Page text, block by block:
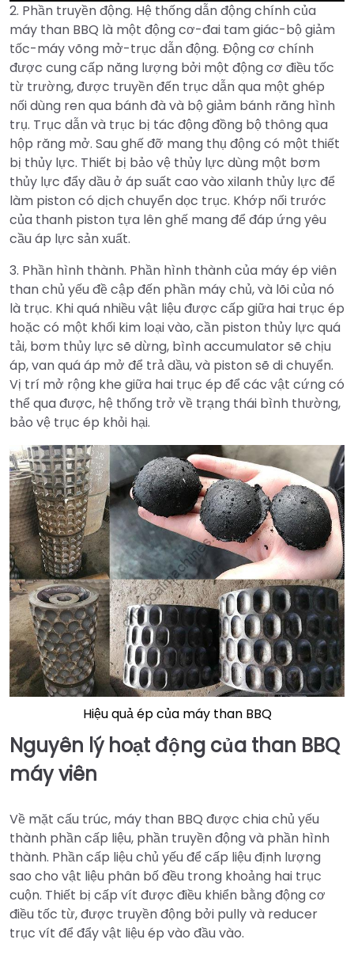
►
2. Phần truyền động. Hệ thống dẫn động chính của
máy than BBQ là một động cơ-đai tam giác-bộ giảm
tốc-máy võng mở-trục dẫn động. Động cơ chính
được cung cấp năng lượng bởi một động cơ điều tốc
từ trường, được truyền đến trục dẫn qua một ghép
nối dùng ren qua bánh đà và bộ giảm bánh răng hình
trụ. Trục dẫn và trục bị tác động đồng bộ thông qua
hộp răng mở. Sau ghế đỡ mang thụ động có một thiết
bị thủy lực. Thiết bị bảo vệ thủy lực dùng một bơm
thủy lực đẩy dầu ở áp suất cao vào xilanh thủy lực để
làm piston có dịch chuyển dọc trục. Khớp nối trước
của thanh piston tựa lên ghế mang để đáp ứng yêu
cầu áp lực sản xuất.
3. Phần hình thành. Phần hình thành của máy ép viên
than chủ yếu đề cập đến phần máy chủ, và lõi của nó
là trục. Khi quá nhiều vật liệu được cấp giữa hai trục ép
hoặc có một khối kim loại vào, cần piston thủy lực quá
tải, bơm thủy lực sẽ dừng, bình accumulator sẽ chịu
áp, van quá áp mở để trả dầu, và piston sẽ di chuyển.
Vị trí mở rộng khe giữa hai trục ép để các vật cứng có
thể qua được, hệ thống trở về trạng thái bình thường,
bảo vệ trục ép khỏi hại.
Hiệu quả ép của máy than BBQ
Nguyên lý hoạt động của than BBQ
máy viên
Về mặt cấu trúc, máy than BBQ được chia chủ yếu
thành phần cấp liệu, phần truyền động và phần hình
thành. Phần cấp liệu chủ yếu để cấp liệu định lượng
sao cho vật liệu phân bố đều trong khoảng hai trục
cuộn. Thiết bị cấp vít được điều khiển bằng động cơ
điều tốc từ, được truyền động bởi pully và reducer
trục vít để đẩy vật liệu ép vào đầu vào.